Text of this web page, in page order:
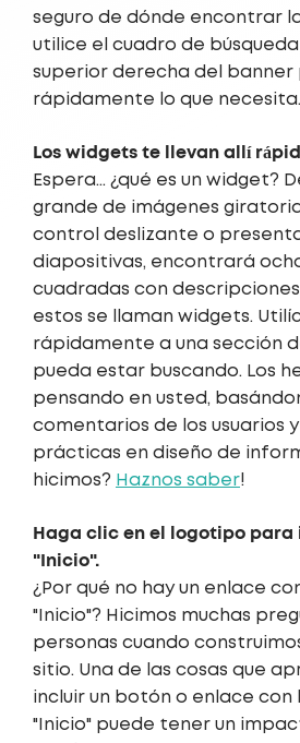
seguro de dónde encontrar
utilice el cuadro de
superior derecha del
rápidamente lo que necesita.
Los widgets te llevan allí
Espera… ¿qué es un widget?
grande de imágenes
control deslizante o
diapositivas, encontrará
cuadradas con
estos se llaman widgets.
rápidamente a una sección
pueda estar buscando. Los
pensando en usted,
comentarios de los usuarios
prácticas en diseño de
hicimos? Haznos saber!
Haga clic en el logotipo para
"Inicio".
¿Por qué no hay un enlace
"Inicio"? Hicimos muchas
personas cuando
sitio. Una de las cosas que
incluir un botón o enlace
"Inicio" puede tener un